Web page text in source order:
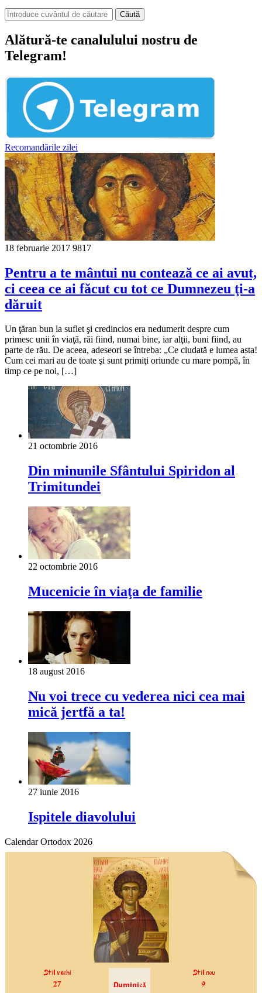
Căută
Alătură-te canalulului nostru de
Telegram!
Recomandările zilei
18 februarie 2017 9817
Pentru a te mântui nu contează ce ai avut,
ci ceea ce ai făcut cu tot ce Dumnezeu ţi-a
dăruit
Un ţăran bun la suflet şi credincios era nedumerit despre cum
primesc unii în viaţă, răi fiind, numai bine, iar alţii, buni fiind, au
parte de rău. De aceea, adeseori se întreba: „Ce ciudată e lumea asta!
Cum cei mari au de toate şi sunt primiţi oriunde cu mare pompă, în
timp ce pe noi, […]
21 octombrie 2016
Din minunile Sfântului Spiridon al
Trimitundei
22 octombrie 2016
Mucenicie în viaţa de familie
18 august 2016
Nu voi trece cu vederea nici cea mai
mică jertfă a ta!
27 iunie 2016
Ispitele diavolului
Calendar Ortodox 2026